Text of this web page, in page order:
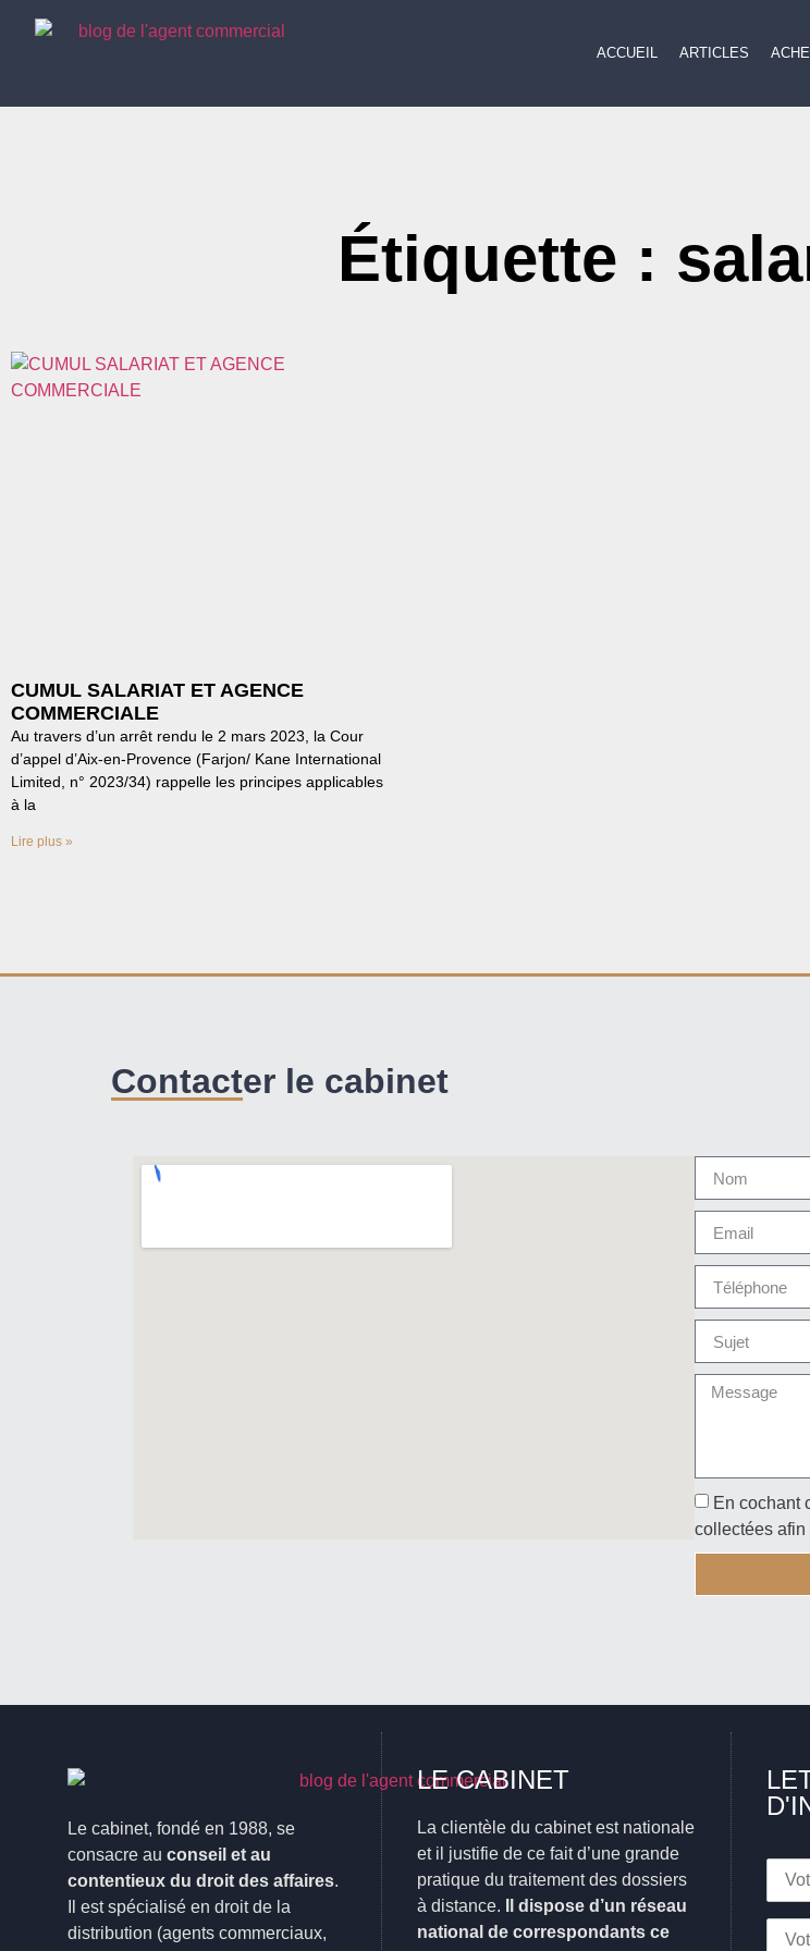
ACCUEIL ARTICLES
Étiquette :
CUMUL SALARIAT ET AGENCE
COMMERCIALE
Au travers d’un arrêt rendu le 2 mars 2023, la Cour
d’appel d’Aix-en-Provence (Farjon/ Kane International
Limited, n° 2023/34) rappelle les principes applicables
à la
Lire plus »
Contacter le cabinet
En cochant
collectées afin
Le cabinet, fondé en 1988, se
consacre au conseil et au
contentieux du droit des affaires.
Il est spécialisé en droit de la
distribution (agents commerciaux,
LE CABINET
La clientèle du cabinet est nationale
et il justifie de ce fait d’une grande
pratique du traitement des dossiers
à distance. Il dispose d’un réseau
national de correspondants ce